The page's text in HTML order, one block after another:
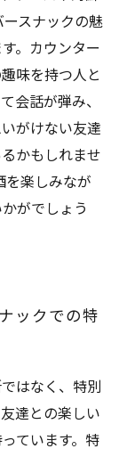
スナックの魅
。カウンター
味を持つ人と
会話が弾み、
がけない友達
かもしれませ
を楽しみなが
がでしょう
ックでの特
はなく、特別
達との楽しい
ています。特